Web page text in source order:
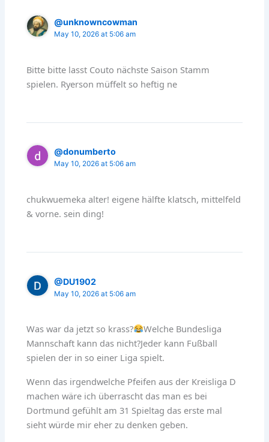
@unknowncowman
May 10, 2026 at 5:06 am
Bitte bitte lasst Couto nächste Saison Stamm
spielen. Ryerson müffelt so heftig ne
@donumberto
May 10, 2026 at 5:06 am
chukwuemeka alter! eigene hälfte klatsch, mittelfeld
& vorne. sein ding!
@DU1902
May 10, 2026 at 5:06 am
Was war da jetzt so krass?
Welche Bundesliga
Mannschaft kann das nicht?Jeder kann Fußball
spielen der in so einer Liga spielt.
Wenn das irgendwelche Pfeifen aus der Kreisliga D
machen wäre ich überrascht das man es bei
Dortmund gefühlt am 31 Spieltag das erste mal
sieht würde mir eher zu denken geben.